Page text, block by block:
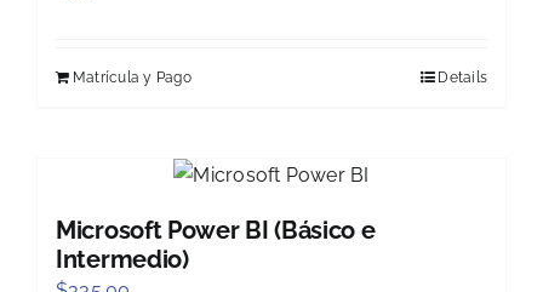
Matrícula y Pago Details
Microsoft Power BI (Básico e
Intermedio)